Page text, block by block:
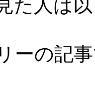
た人は
ーの記